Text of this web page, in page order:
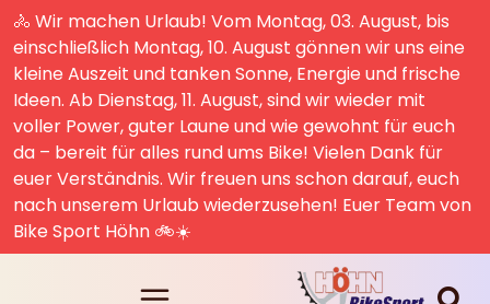
🚴 Wir machen Urlaub! Vom Montag, 03. August, bis
einschließlich Montag, 10. August gönnen wir uns eine
kleine Auszeit und tanken Sonne, Energie und frische
Ideen. Ab Dienstag, 11. August, sind wir wieder mit
voller Power, guter Laune und wie gewohnt für euch
da – bereit für alles rund ums Bike! Vielen Dank für
euer Verständnis. Wir freuen uns schon darauf, euch
nach unserem Urlaub wiederzusehen! Euer Team von
Bike Sport Höhn 🚲☀️